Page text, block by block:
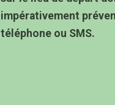
impérativement
téléphone ou SMS.